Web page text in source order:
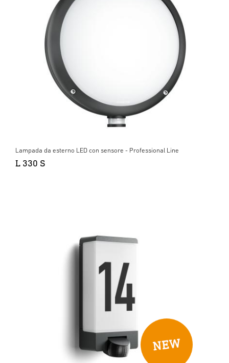
Lampada da esterno LED con sensore - Professional Line
L 330 S